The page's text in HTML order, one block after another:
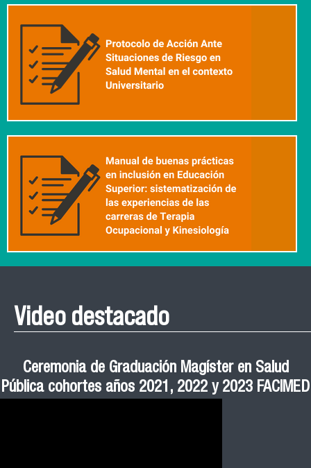
Video destacado
Manual de Buenas de Prácticas y Educación no
Sexista Libre de Violencia en Salud
Roberto Vera invita a la III Jornada de Neurociencia
e Inteligencia Artificial 2025
Jornadas puertas abiertas CESIC
Ceremonia de Graduación Magíster en Salud
Pública cohortes años 2021, 2022 y 2023 FACIMED
Esteban Aedo: “El uso de tecnología en el deporte
tiene directa relación con la inversión económica”